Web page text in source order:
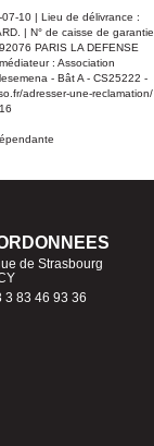
10 | Lieu de délivrance :
| N° de caisse de garantie
PARIS LA DEFENSE
: Association
- Bât A - CS25222 -
adresser-une-reclamation/
de Strasbourg
3 83 46 93 36